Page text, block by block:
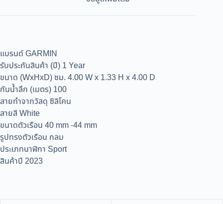
แบรนด์ GARMIN
รับประกันสินค้า (ปี) 1 Year
ขนาด (WxHxD) ซม. 4.00 W x 1.33 H x 4.00 D
กันน้ำลึก (เมตร) 100
สายทำจากวัสดุ ซิลิโคน
สายสี White
ขนาดตัวเรือน 40 mm -44 mm
รูปทรงตัวเรือน กลม
ประเภทนาฬิกา Sport
สินค้าปี 2023